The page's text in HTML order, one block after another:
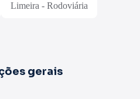
Limeira - Rodoviária
gerais